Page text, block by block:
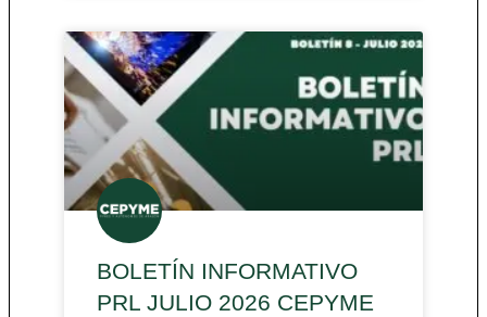
BOLETÍN INFORMATIVO
PRL JULIO 2026 CEPYME